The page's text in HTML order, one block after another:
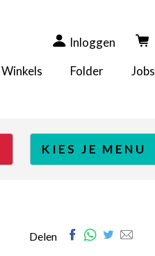
Inloggen
Winkels Folder Jobs
KIES JE MENU
Delen Facebook
Whatsapp
Twitter